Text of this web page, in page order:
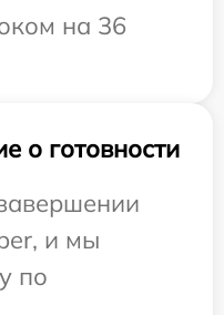
на 36
о готовности
и мы
по